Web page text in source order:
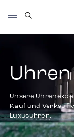
Uhren
Unsere
Kauf und Verkauf
Luxusuhren.